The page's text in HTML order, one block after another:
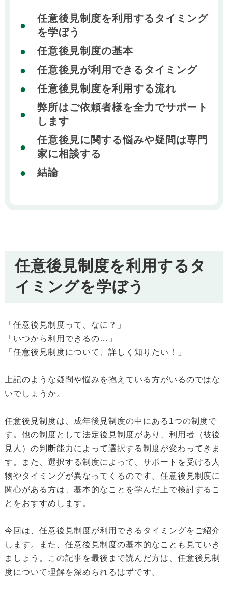
任意後見制度を利用するタイミング
を学ぼう
任意後見制度の基本
任意後見が利用できるタイミング
任意後見制度を利用する流れ
弊所はご依頼者様を全力でサポート
します
任意後見に関する悩みや疑問は専門
家に相談する
結論
任意後見制度を利用するタ
イミングを学ぼう
「任意後見制度って、なに？」
「いつから利用できるの…」
「任意後見制度について、詳しく知りたい！」
上記のような疑問や悩みを抱えている方がいるのではな
いでしょうか。
任意後見制度は、成年後見制度の中にある1つの制度で
す。他の制度として法定後見制度があり、利用者（被後
見人）の判断能力によって選択する制度が変わってきま
す。また、選択する制度によって、サポートを受ける人
物やタイミングが異なってくるのです。任意後見制度に
関心がある方は、基本的なことを学んだ上で検討するこ
とをおすすめします。
今回は、任意後見制度が利用できるタイミングをご紹介
します。また、任意後見制度の基本的なことも見ていき
ましょう。この記事を最後まで読んだ方は、任意後見制
度について理解を深められるはずです。